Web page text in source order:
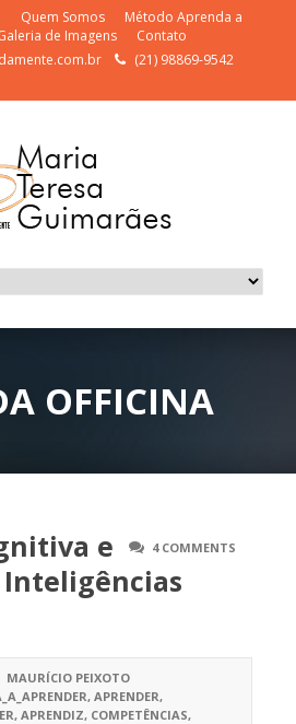
Quem Somos
Método Aprenda a
de Imagens
Contato
(21) 98869-9542
OFFICINA
4 COMMENTS
e
Inteligências
MAURÍCIO PEIXOTO
, APRENDER,
, APRENDIZ, COMPETÊNCIAS,